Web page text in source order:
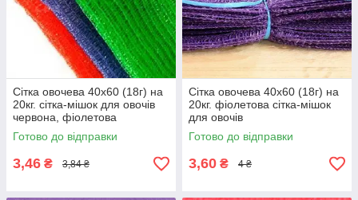
Сітка овочева 40х60 (18г) на
20кг. сітка-мішок для овочів
червона, фіолетова
Готово до відправки
3,46 ₴ 3,84 ₴
Сітка овочева 40х60 (18г) на
20кг. фіолетова сітка-мішок
для овочів
Готово до відправки
3,60 ₴ 4 ₴